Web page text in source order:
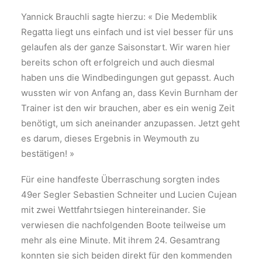
Yannick Brauchli sagte hierzu: « Die Medemblik
Regatta liegt uns einfach und ist viel besser für uns
gelaufen als der ganze Saisonstart. Wir waren hier
bereits schon oft erfolgreich und auch diesmal
haben uns die Windbedingungen gut gepasst. Auch
wussten wir von Anfang an, dass Kevin Burnham der
Trainer ist den wir brauchen, aber es ein wenig Zeit
benötigt, um sich aneinander anzupassen. Jetzt geht
es darum, dieses Ergebnis in Weymouth zu
bestätigen! »
Für eine handfeste Überraschung sorgten indes
49er Segler Sebastien Schneiter und Lucien Cujean
mit zwei Wettfahrtsiegen hintereinander. Sie
verwiesen die nachfolgenden Boote teilweise um
mehr als eine Minute. Mit ihrem 24. Gesamtrang
konnten sie sich beiden direkt für den kommenden